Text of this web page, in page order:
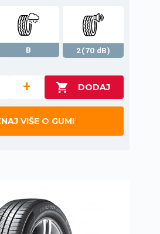
B
2(70 dB)
+
VIŠE O GUMI